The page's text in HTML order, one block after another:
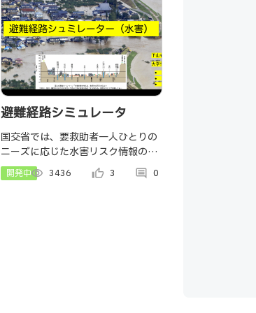
避難経路シミュレータ
国交省では、要救助者一人ひとりの
ニーズに応じた水害リスク情報の提
供のあり方を検討している。そこ
で、我々は、要救助者にも分かりや
開発中visibility 3436 thumb_up_alt 3 comment 0